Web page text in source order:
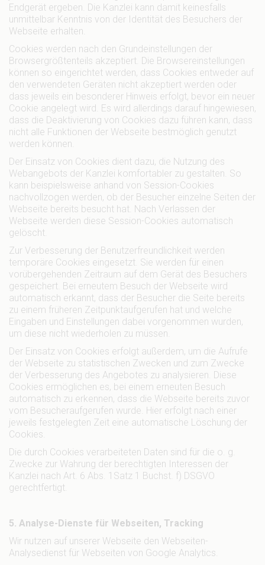
Endgerät ergeben. Die Kanzlei kann damit keinesfalls
unmittelbar Kenntnis von der Identität des Besuchers der
Webseite erhalten.
Cookies werden nach den Grundeinstellungen der
Browsergrößtenteils akzeptiert. Die Browsereinstellungen
können so eingerichtet werden, dass Cookies entweder auf
den verwendeten Geräten nicht akzeptiert werden oder
dass jeweils ein besonderer Hinweis erfolgt, bevor ein neuer
Cookie angelegt wird. Es wird allerdings darauf hingewiesen,
dass die Deaktivierung von Cookies dazu führen kann, dass
nicht alle Funktionen der Webseite bestmöglich genutzt
werden können.
Der Einsatz von Cookies dient dazu, die Nutzung des
Webangebots der Kanzlei komfortabler zu gestalten. So
kann beispielsweise anhand von Session-Cookies
nachvollzogen werden, ob der Besucher einzelne Seiten der
Webseite bereits besucht hat. Nach Verlassen der
Webseite werden diese Session-Cookies automatisch
gelöscht.
Zur Verbesserung der Benutzerfreundlichkeit werden
temporäre Cookies eingesetzt. Sie werden für einen
vorübergehenden Zeitraum auf dem Gerät des Besuchers
gespeichert. Bei erneutem Besuch der Webseite wird
automatisch erkannt, dass der Besucher die Seite bereits
zu einem früheren Zeitpunktaufgerufen hat und welche
Eingaben und Einstellungen dabei vorgenommen wurden,
um diese nicht wiederholen zu müssen.
Der Einsatz von Cookies erfolgt außerdem, um die Aufrufe
der Webseite zu statistischen Zwecken und zum Zwecke
der Verbesserung des Angebotes zu analysieren. Diese
Cookies ermöglichen es, bei einem erneuten Besuch
automatisch zu erkennen, dass die Webseite bereits zuvor
vom Besucheraufgerufen wurde. Hier erfolgt nach einer
jeweils festgelegten Zeit eine automatische Löschung der
Cookies.
Die durch Cookies verarbeiteten Daten sind für die o. g.
Zwecke zur Wahrung der berechtigten Interessen der
Kanzlei nach Art. 6 Abs. 1Satz 1 Buchst. f) DSGVO
gerechtfertigt.
5. Analyse-Dienste für Webseiten, Tracking
Wir nutzen auf unserer Webseite den Webseiten-
Analysedienst für Webseiten von Google Analytics.